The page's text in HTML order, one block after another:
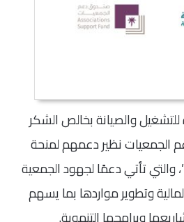
والصيانة بخالص الشكر
الجمعيات نظير دعمهم لمنحة
والتي تأتي دعمًا لجهود الجمعية
وتطوير مواردها بما يسهم
وبرامجها التنموية.